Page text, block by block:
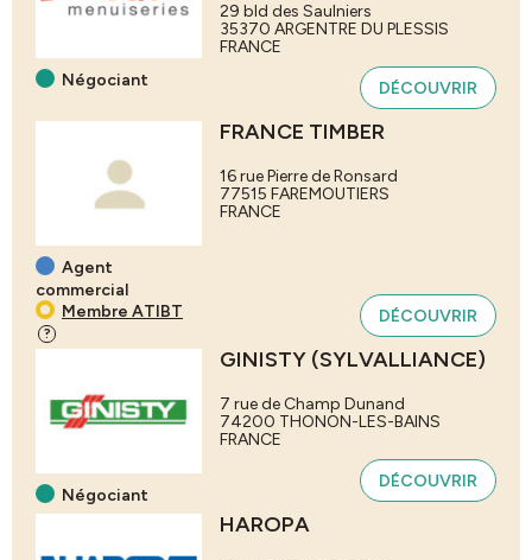
Négociant
29 bld des Saulniers
35370 ARGENTRE DU PLESSIS
FRANCE
DÉCOUVRIR
Agent
commercial
Membre ATIBT
?
FRANCE TIMBER
16 rue Pierre de Ronsard
77515 FAREMOUTIERS
FRANCE
DÉCOUVRIR
Négociant
GINISTY (SYLVALLIANCE)
7 rue de Champ Dunand
74200 THONON-LES-BAINS
FRANCE
DÉCOUVRIR
HAROPA